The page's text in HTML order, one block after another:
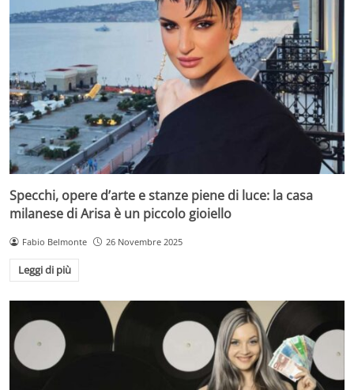
Specchi, opere d’arte e stanze piene di luce: la casa
milanese di Arisa è un piccolo gioiello
Fabio Belmonte 26 Novembre 2025
Leggi di più